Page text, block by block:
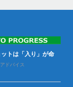
トは「入り」が命
ドバイス